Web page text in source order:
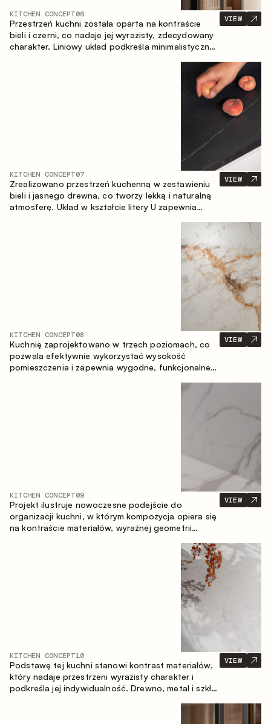
KITCHEN CONCEPT06
Przestrzeń kuchni została oparta na kontraście
bieli i czerni, co nadaje jej wyrazisty, zdecydowany
charakter. Liniowy układ podkreśla minimalistyczny i
VIEW
KITCHEN CONCEPT07
Zrealizowano przestrzeń kuchenną w zestawieniu
bieli i jasnego drewna, co tworzy lekką i naturalną
atmosferę. Układ w kształcie litery U zapewnia
użytkową, tworząc miejsce na szybkie śniadania i
VIEW
KITCHEN CONCEPT08
Kuchnię zaprojektowano w trzech poziomach, co
pozwala efektywnie wykorzystać wysokość
pomieszczenia i zapewnia wygodne, funkcjonalne
VIEW
KITCHEN CONCEPT09
Projekt ilustruje nowoczesne podejście do
organizacji kuchni, w którym kompozycja opiera się
na kontraście materiałów, wyraźnej geometrii
stref przechowywania. Układ prosty z wyspą
buduje logiczną strukturę przestrzeni oraz tworzy
wygodną oś komunikacyjną między strefami
VIEW
KITCHEN CONCEPT10
Podstawę tej kuchni stanowi kontrast materiałów,
który nadaje przestrzeni wyrazisty charakter i
podkreśla jej indywidualność. Drewno, metal i szkło
VIEW